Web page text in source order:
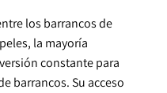
los barrancos de
la mayoría
constante para
barrancos. Su acceso